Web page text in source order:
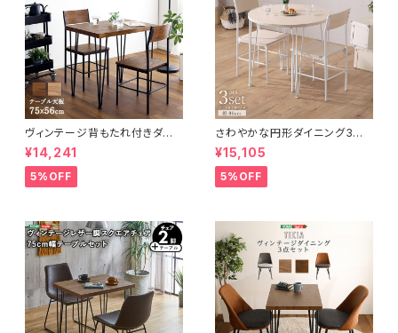
ヴィンテージ背もたれ付きダイ
ニング3点セット 【Ferro e Le
gno-フェロエ レグノ-】 BRV-
3
¥14,241
5%OFF
さわやかな円形ダイニング3点
セット CRF-3
¥15,105
5%OFF